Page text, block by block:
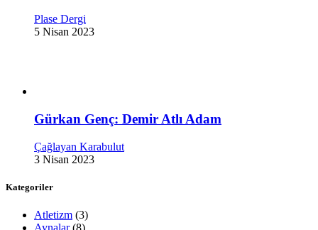
Plase Dergi
5 Nisan 2023
Gürkan Genç: Demir Atlı Adam
Çağlayan Karabulut
3 Nisan 2023
Kategoriler
Atletizm (3)